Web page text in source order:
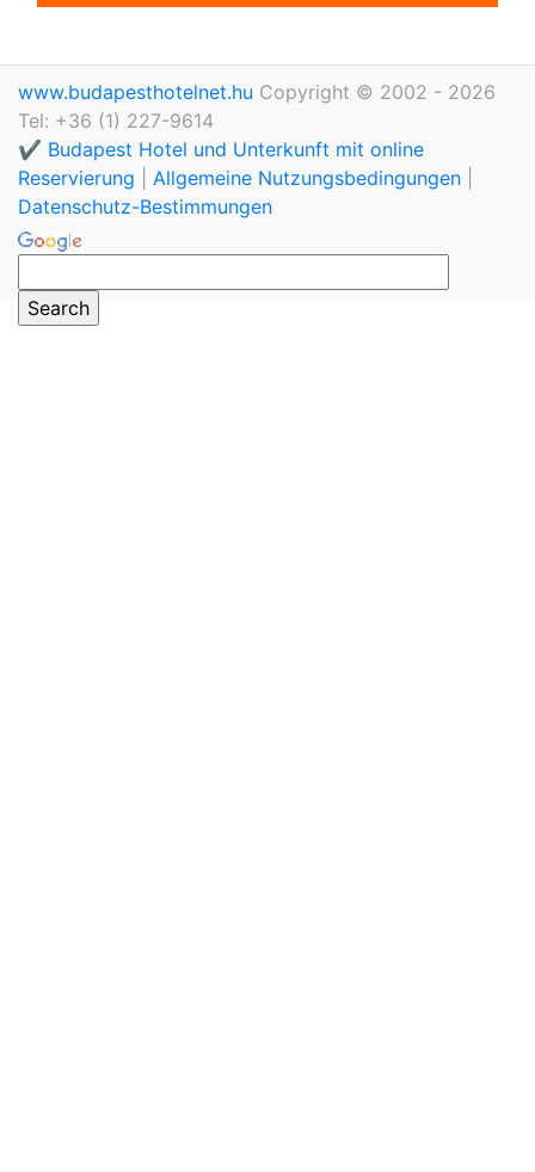
www.budapesthotelnet.hu Copyright © 2002 - 2026
Tel: +36 (1) 227-9614
✔️ Budapest Hotel und Unterkunft mit online
Reservierung
Allgemeine Nutzungsbedingungen
Datenschutz-Bestimmungen